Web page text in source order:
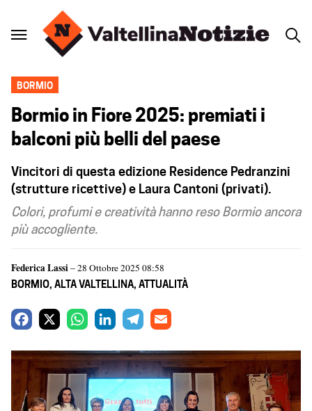
BORMIO
Bormio in Fiore 2025: premiati i
balconi più belli del paese
Vincitori di questa edizione Residence Pedranzini
(strutture ricettive) e Laura Cantoni (privati).
Colori, profumi e creatività hanno reso Bormio ancora
più accogliente.
Federica Lassi– 28 Ottobre 2025 08:58
BORMIO, ALTA VALTELLINA, ATTUALITÀ
c
b
a
t
s
n
k
e
l
e
g
a
i
l